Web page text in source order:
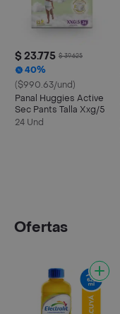
$ 23.775 $ 39.625
40%
($990.63/und)
Panal Huggies Active
Sec Pants Talla Xxg/5
24 Und
Ofertas